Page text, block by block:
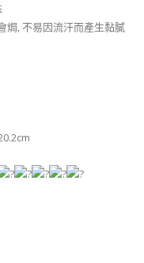
焗, 不易因流汗而產生黏膩